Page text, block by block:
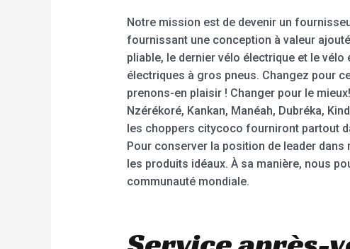
Notre mission est de devenir un
fournissant une conception à valeur
pliable, le dernier vélo électrique et le
électriques à gros pneus. Changez pour
prenons-en plaisir ! Changer pour le
Nzérékoré, Kankan, Manéah, Dubréka,
les choppers citycoco fourniront partout
Pour conserver la position de leader
les produits idéaux. À sa manière, nous
communauté mondiale.